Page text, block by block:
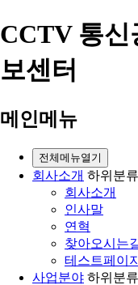
CCTV 통신
보센터
메인메뉴
전체메뉴열기
회사소개 하위분류
회사소개
인사말
연혁
찾아오시는
테스트페이지
사업분야 하위분류